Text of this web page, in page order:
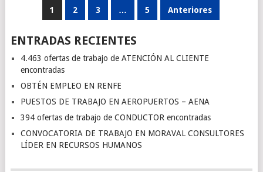
PAGINACIÓN
ENTRADAS
1 2 3 … 5 Anteriores
ENTRADAS RECIENTES
4.463 ofertas de trabajo de ATENCIÓN AL CLIENTE
encontradas
OBTÉN EMPLEO EN RENFE
PUESTOS DE TRABAJO EN AEROPUERTOS – AENA
394 ofertas de trabajo de CONDUCTOR encontradas
CONVOCATORIA DE TRABAJO EN MORAVAL CONSULTORES
LÍDER EN RECURSOS HUMANOS